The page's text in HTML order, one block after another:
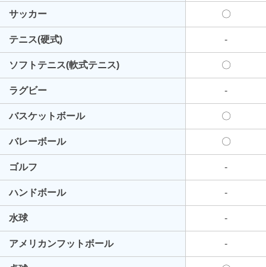
サッカー 〇
テニス(硬式) -
ソフトテニス(軟式テニス) 〇
ラグビー -
バスケットボール 〇
バレーボール 〇
ゴルフ -
ハンドボール -
水球 -
アメリカンフットボール -